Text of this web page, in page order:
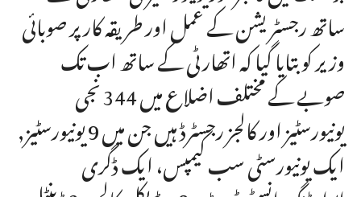
ساتھ رجسٹریشن کے عمل اور طریقہ کار پر صوبائی
وزیر کوبتایا گیا کہ اتھارٹی کے ساتھ اب تک
صوبے کے مختلف اضلاع میں 344 نجی
یونیورسٹیز اور کالجز رجسٹرڈ ہیں جن میں 9 یونیورسٹیز,
ایک یونیورسٹی سب کیمپس، ایک ڈگری